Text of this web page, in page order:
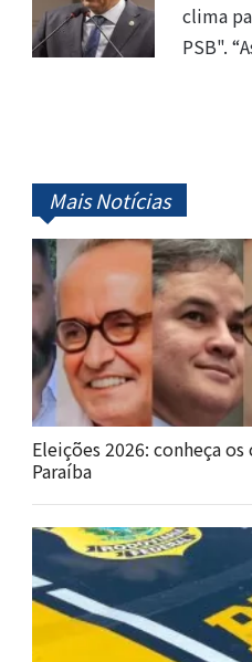
clima
PSB".
Mais Notícias
Eleições 2026: conheça
Paraíba